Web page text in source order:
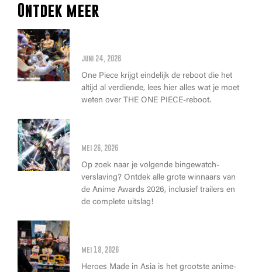
Ontdek meer
juni 24, 2026
One Piece krijgt eindelijk de reboot die het
altijd al verdiende, lees hier alles wat je moet
weten over THE ONE PIECE-reboot.
mei 26, 2026
Op zoek naar je volgende bingewatch-
verslaving? Ontdek alle grote winnaars van
de Anime Awards 2026, inclusief trailers en
de complete uitslag!
mei 18, 2026
Heroes Made in Asia is het grootste anime-